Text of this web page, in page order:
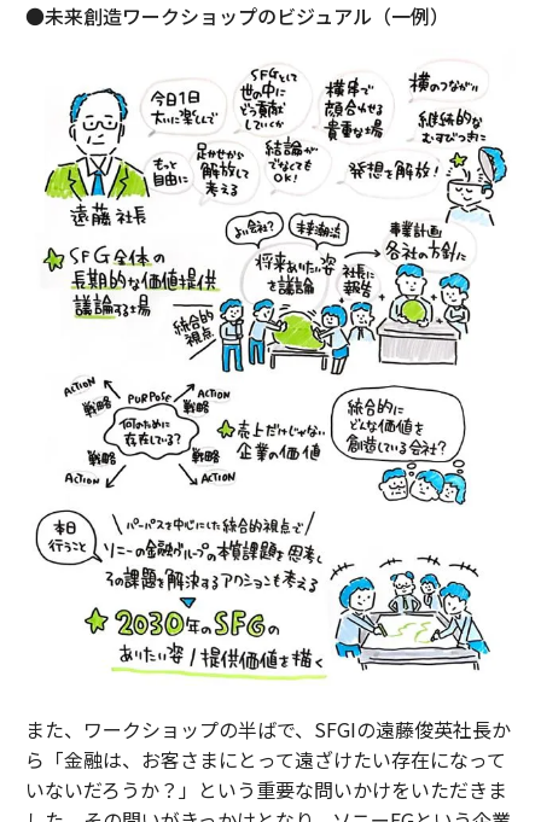
●未来創造ワークショップのビジュアル（一例）
また、ワークショップの半ばで、SFGIの遠藤俊英社長か
ら「金融は、お客さまにとって遠ざけたい存在になって
いないだろうか？」という重要な問いかけをいただきま